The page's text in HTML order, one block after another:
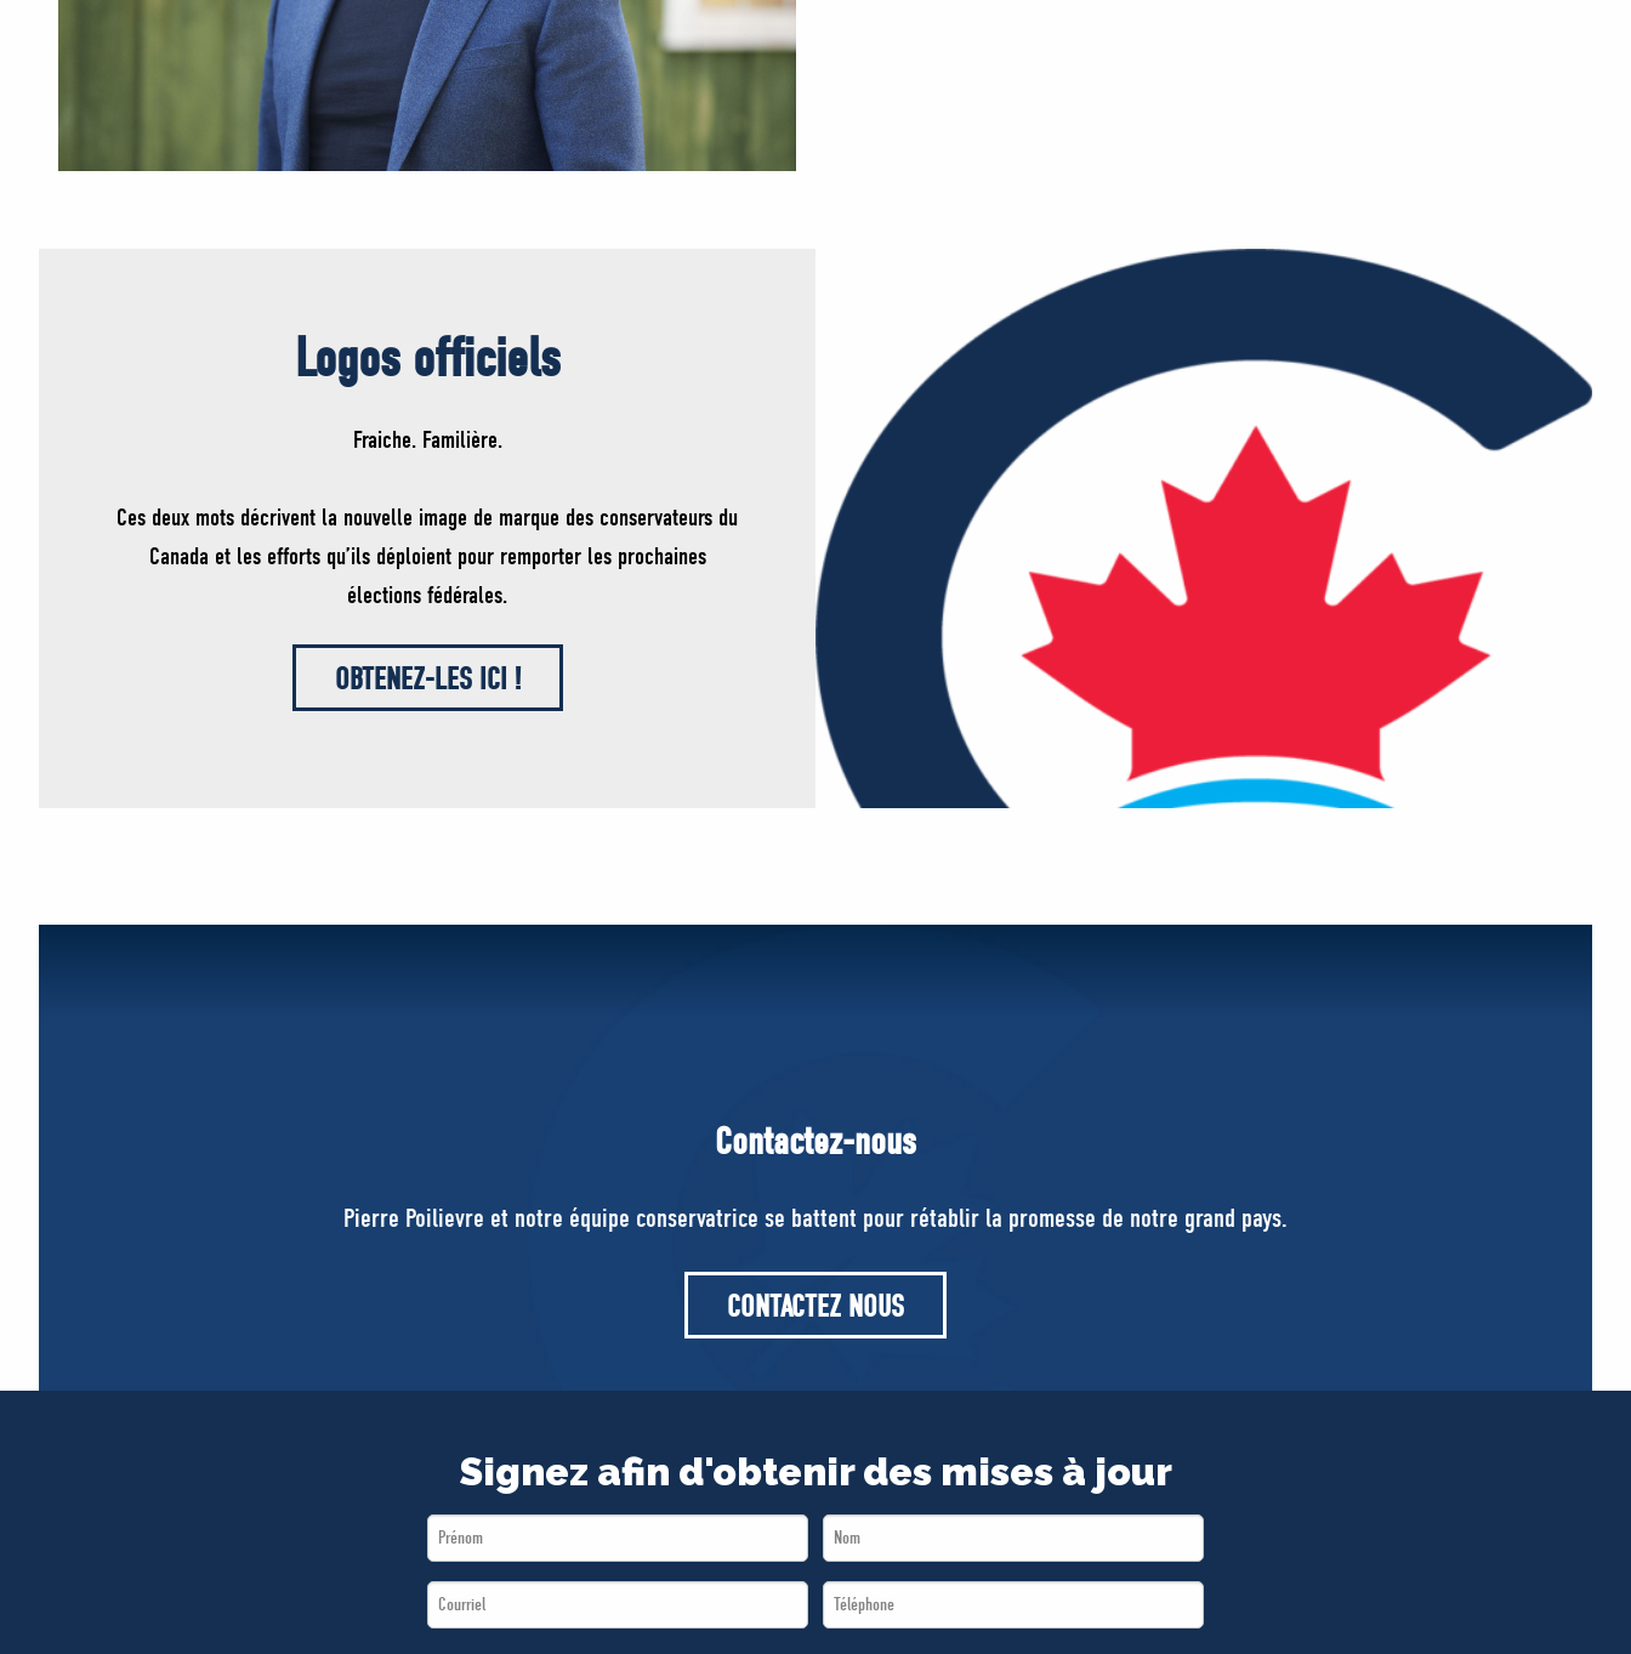
Logos officiels
Fraiche. Familière.
Ces deux mots décrivent la nouvelle image de marque des conservateurs du
Canada et les efforts qu’ils déploient pour remporter les prochaines
élections fédérales.
OBTENEZ-LES ICI !
Contactez-nous
Pierre Poilievre et notre équipe conservatrice se battent pour rétablir la promesse de notre grand pays.
CONTACTEZ NOUS
Signez afin d'obtenir des mises à jour
First
Name
Last
Name
Email
*
Téléphone
*